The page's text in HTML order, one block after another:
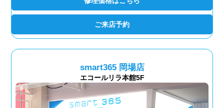
ご来店予約
smart365 岡場店
エコールリラ本館5F